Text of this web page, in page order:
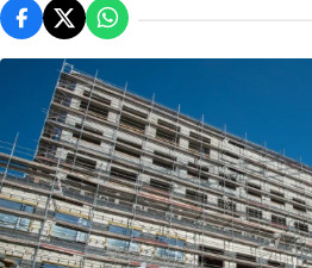
FacebookPlatforma X
WhatsApp